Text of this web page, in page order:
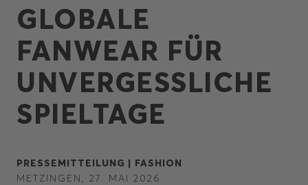
GLOBALE
FANWEAR FÜR
UNVERGESSLICHE
SPIELTAGE
PRESSEMITTEILUNG | FASHION
METZINGEN, 27. MAI 2026